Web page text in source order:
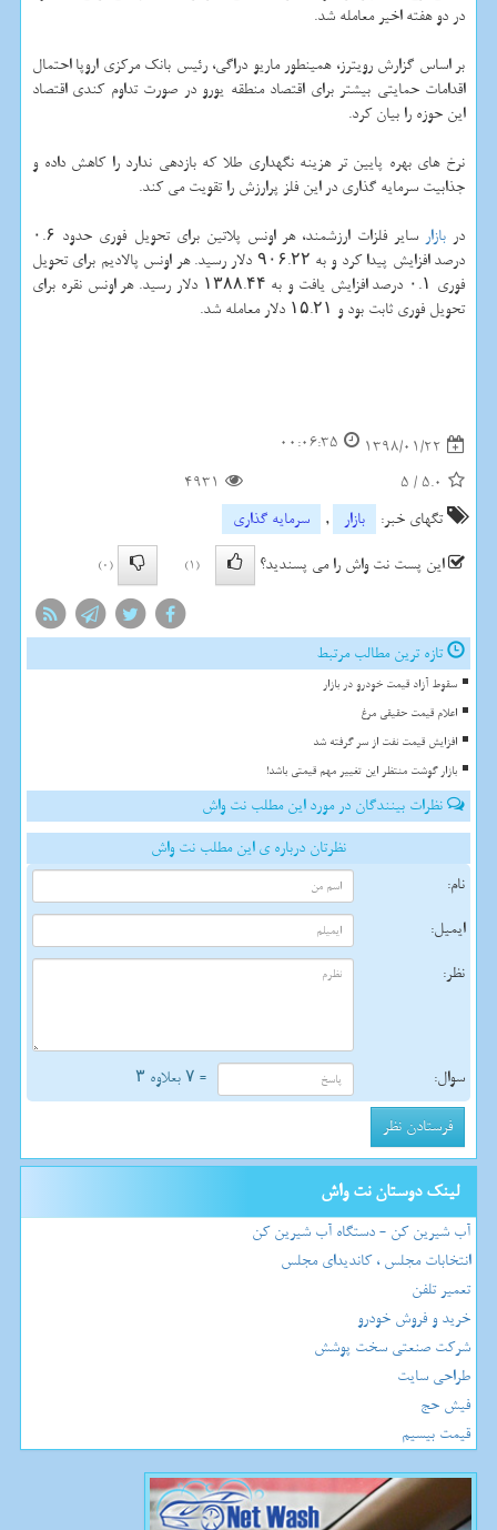
در دو هفته اخیر معامله شد.
بر اساس گزارش رویترز، همینطور ماریو دراگی، رئیس بانك مركزی اروپا احتمال
اقدامات حمایتی بیشتر برای اقتصاد منطقه یورو در صورت تداوم كندی اقتصاد
این حوزه را بیان كرد.
نرخ های بهره پایین تر هزینه نگهداری طلا كه بازدهی ندارد را كاهش داده و
جذابیت سرمایه گذاری در این فلز پرارزش را تقویت می كند.
دربازار
سایر فلزات ارزشمند، هر اونس پلاتین برای تحویل فوری حدود ۰.۶
درصد افزایش پیدا كرد و به ۹۰۶.۲۲ دلار رسید. هر اونس پالادیم برای تحویل
فوری ۰.۱ درصد افزایش یافت و به ۱۳۸۸.۴۴ دلار رسید. هر اونس نقره برای
تحویل فوری ثابت بود و ۱۵.۲۱ دلار معامله شد.
1398/01/22
00:06:35
5.0
/
5
4931
تگهای خبر:
بازار ,
سرمایه گذاری
این پست نت واش را می پسندید؟
(1)
(0)
تازه ترین مطالب مرتبط
سقوط آزاد قیمت خودرو در بازار
اعلام قیمت حقیقی مرغ
افزایش قیمت نفت از سر گرفته شد
بازار گوشت منتظر این تغییر مهم قیمتی باشد!
نظرات بینندگان در مورد این مطلب نت واش
نظرتان درباره ی این مطلب نت واش
نام:
ایمیل:
نظر:
سوال: = ۷ بعلاوه ۳
لینک دوستان نت واش
آب شیرین کن - دستگاه آب شیرین کن
انتخابات مجلس ، کاندیدای مجلس
تعمیر تلفن
خرید و فروش خودرو
شرکت صنعتی سخت پوشش
طراحی سایت
فیش حج
قیمت بیسیم